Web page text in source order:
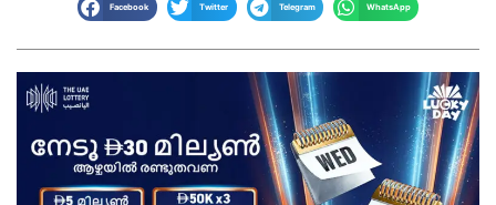
Facebook Twitter Telegram WhatsApp